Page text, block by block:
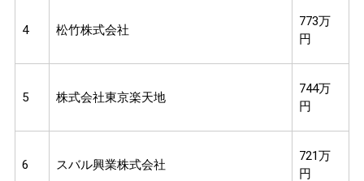
4 松竹株式会社
773万
円
5 株式会社東京楽天地
744万
円
6 スバル興業株式会社
721万
円